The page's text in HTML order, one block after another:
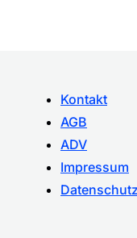
Kontakt
AGB
ADV
Impressum
Datenschutz